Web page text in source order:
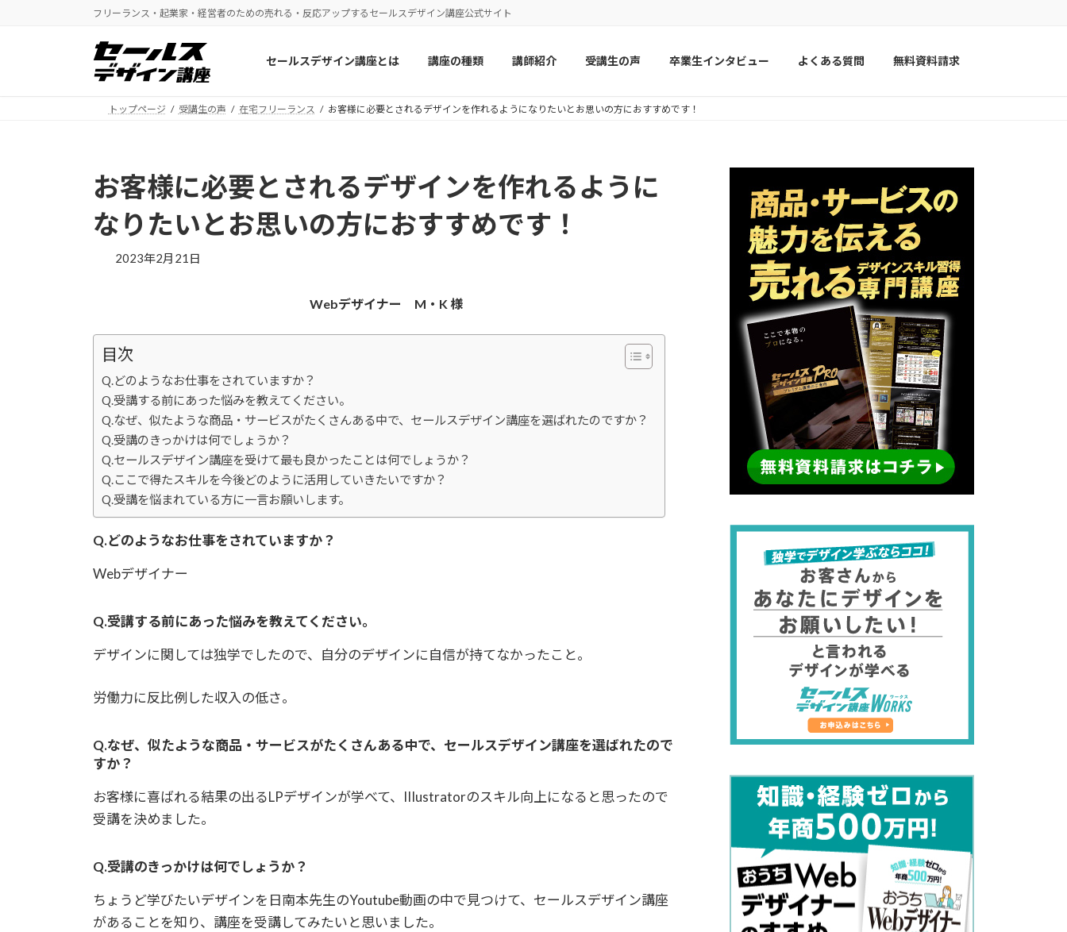
フリーランス・起業家・経営者のための売れる・反応アップするセールスデザイン講座公式サイト
セールスデザイン講座とは 講座の種類 講師紹介 受講生の声 卒業生インタビュー よくある質問 無料資料請求
トップページ 受講生の声 在宅フリーランス お客様に必要とされるデザインを作れるようになりたいとお思いの方におすすめです！
お客様に必要とされるデザインを作れるように
なりたいとお思いの方におすすめです！
2023年2月21日
Webデザイナー M・K 様
目次
Q.どのようなお仕事をされていますか？
Q.受講する前にあった悩みを教えてください。
Q.なぜ、似たような商品・サービスがたくさんある中で、セールスデザイン講座を選ばれたのですか？
Q.受講のきっかけは何でしょうか？
Q.セールスデザイン講座を受けて最も良かったことは何でしょうか？
Q.ここで得たスキルを今後どのように活用していきたいですか？
Q.受講を悩まれている方に一言お願いします。
Q.どのようなお仕事をされていますか？
Webデザイナー
Q.受講する前にあった悩みを教えてください。
デザインに関しては独学でしたので、自分のデザインに自信が持てなかったこと。
労働力に反比例した収入の低さ。
Q.なぜ、似たような商品・サービスがたくさんある中で、セールスデザイン講座を選ばれたので
すか？
お客様に喜ばれる結果の出るLPデザインが学べて、IIIustratorのスキル向上になると思ったので
受講を決めました。
Q.受講のきっかけは何でしょうか？
ちょうど学びたいデザインを日南本先生のYoutube動画の中で見つけて、セールスデザイン講座
があることを知り、講座を受講してみたいと思いました。